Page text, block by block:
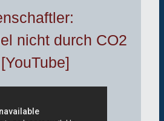
nicht durch CO2